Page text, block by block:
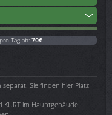
Tag ab: 70€
Sie finden hier Platz
KURT im Hauptgebäude